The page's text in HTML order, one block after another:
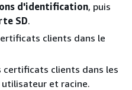
d'identification, puis
SD.
clients dans le
certificats clients dans les
et racine.